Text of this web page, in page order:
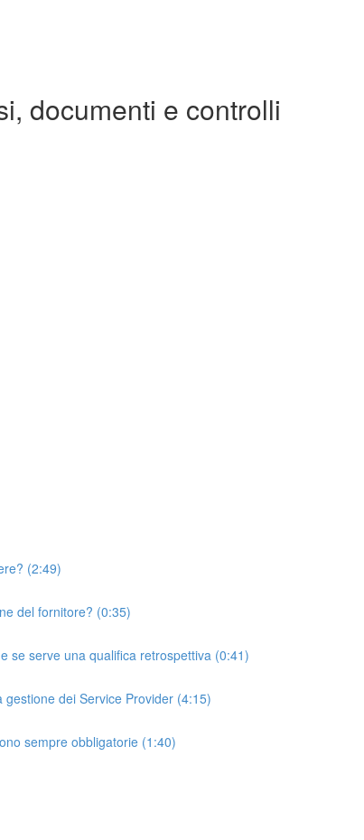
documenti e controlli
(2:49)
del fornitore? (0:35)
se serve una qualifica retrospettiva (0:41)
dei Service Provider (4:15)
sempre obbligatorie (1:40)